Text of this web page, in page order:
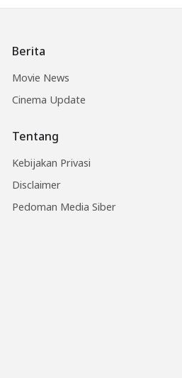
Berita
Movie News
Cinema Update
Tentang
Kebijakan Privasi
Disclaimer
Pedoman Media Siber